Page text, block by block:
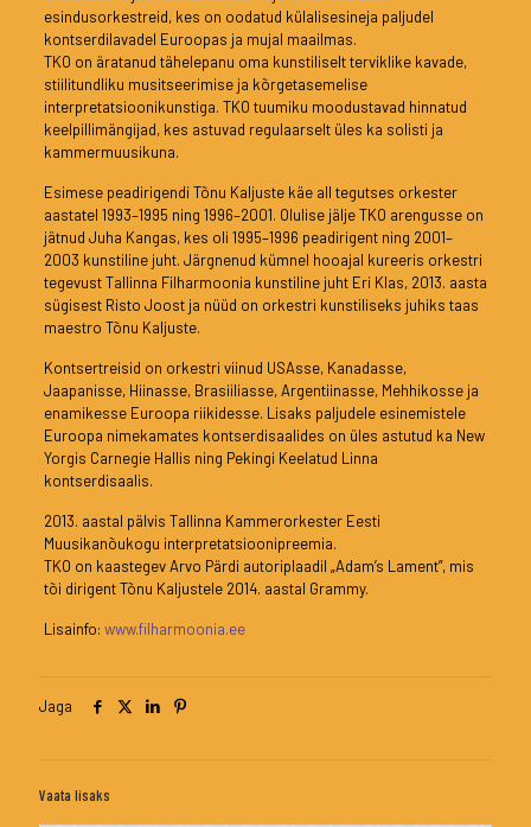
esindusorkestreid, kes on oodatud külalisesineja paljudel
kontserdilavadel Euroopas ja mujal maailmas.
TKO on äratanud tähelepanu oma kunstiliselt terviklike kavade,
stiilitundliku musitseerimise ja kõrgetasemelise
interpretatsioonikunstiga. TKO tuumiku moodustavad hinnatud
keelpillimängijad, kes astuvad regulaarselt üles ka solisti ja
kammermuusikuna.
Esimese peadirigendi Tõnu Kaljuste käe all tegutses orkester
aastatel 1993–1995 ning 1996–2001. Olulise jälje TKO arengusse on
jätnud Juha Kangas, kes oli 1995–1996 peadirigent ning 2001–
2003 kunstiline juht. Järgnenud kümnel hooajal kureeris orkestri
tegevust Tallinna Filharmoonia kunstiline juht Eri Klas, 2013. aasta
sügisest Risto Joost ja nüüd on orkestri kunstiliseks juhiks taas
maestro Tõnu Kaljuste.
Kontsertreisid on orkestri viinud USAsse, Kanadasse,
Jaapanisse, Hiinasse, Brasiiliasse, Argentiinasse, Mehhikosse ja
enamikesse Euroopa riikidesse. Lisaks paljudele esinemistele
Euroopa nimekamates kontserdisaalides on üles astutud ka New
Yorgis Carnegie Hallis ning Pekingi Keelatud Linna
kontserdisaalis.
2013. aastal pälvis Tallinna Kammerorkester Eesti
Muusikanõukogu interpretatsioonipreemia.
TKO on kaastegev Arvo Pärdi autoriplaadil „Adam’s Lament”, mis
tõi dirigent Tõnu Kaljustele 2014. aastal Grammy.
Lisainfo: www.filharmoonia.ee
Jaga
Vaata lisaks